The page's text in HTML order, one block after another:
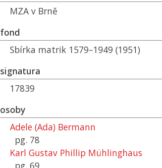
MZA v Brně
fond
Sbírka matrik 1579–1949 (1951)
signatura
17839
osoby
Adele (Ada) Bermann
pg. 78
Karl Gustav Phillip Mühlinghaus
pg. 69